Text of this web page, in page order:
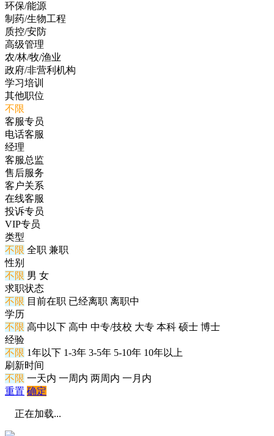
环保/能源
制药/生物工程
质控/安防
高级管理
农/林/牧/渔业
政府/非营利机构
学习培训
其他职位
不限
客服专员
电话客服
经理
客服总监
售后服务
客户关系
在线客服
投诉专员
VIP专员
类型
不限 全职 兼职
性别
不限 男 女
求职状态
不限 目前在职 已经离职 离职中
学历
不限 高中以下 高中 中专/技校 大专 本科 硕士 博士
经验
不限 1年以下 1-3年 3-5年 5-10年 10年以上
刷新时间
不限 一天内 一周内 两周内 一月内
重置 确定
正在加载...